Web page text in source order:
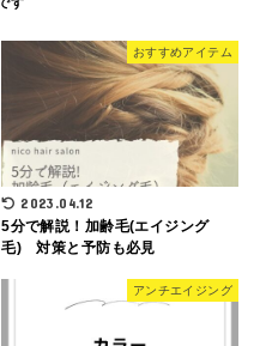
おすすめアイテム
2023.04.12
5分で解説！加齢毛(エイジング
毛) 対策と予防も必見
アンチエイジング